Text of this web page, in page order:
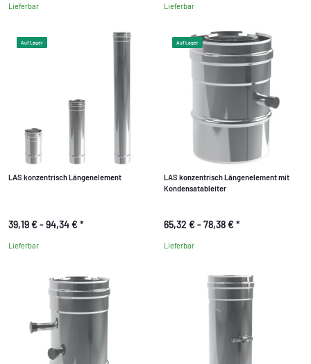
Lieferbar Lieferbar
Auf Lager
LAS konzentrisch Längenelement
39,19 € -94,34 € *
Lieferbar
Auf Lager
LAS konzentrisch Längenelement mit
Kondensatableiter
65,32 € -78,38 € *
Lieferbar